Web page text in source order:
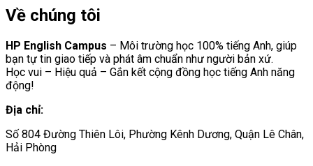
Về chúng tôi
HP English Campus – Môi trường học 100% tiếng Anh, giúp
bạn tự tin giao tiếp và phát âm chuẩn như người bản xứ.
Học vui – Hiệu quả – Gắn kết cộng đồng học tiếng Anh năng
động!
Địa chỉ:
Số 804 Đường Thiên Lôi, Phường Kênh Dương, Quận Lê Chân,
Hải Phòng